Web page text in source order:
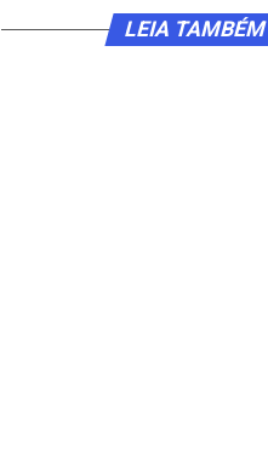
LEIA TAMBÉM